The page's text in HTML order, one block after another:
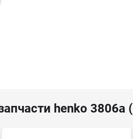
henko 3806a